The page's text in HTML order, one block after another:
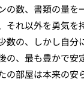
の数、書類の量
それ以外を勇気
数の、しかし自
の、最も豊かで
の部屋は本来の安